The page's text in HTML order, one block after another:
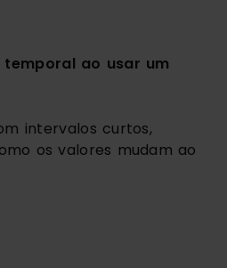
temporal ao usar um
intervalos curtos,
os valores mudam ao